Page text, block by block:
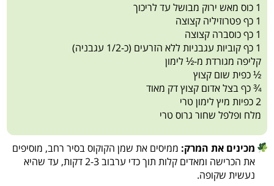
1 כוס מאש ירוק מבושל עד לריכוך
1 כף פטרוזיליה קצוצה
1 כף כוסברה קצוצה
1 כף קוביות עגבניות ללא הזרעים (כ-1/2 עגבניה)
קליפה מגורדת מ-½ לימון
½ כפית שום קצוץ
¾ כף בצל אדום קצוץ דק מאוד
2 כפיות מיץ לימון טרי
מלח ופלפל שחור גרוס טרי
מכינים את המרק: ממיסים את שמן הקוקוס בסיר רחב, מוסיפים
את הכרישה ומאדים קלות תוך כדי ערבוב 2-3 דקות, עד שהיא
נעשית שקופה.